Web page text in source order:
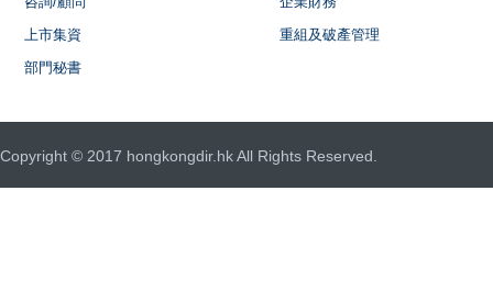
上市集資
重組及破產管理
部門秘書
Copyright © 2017 hongkongdir.hk All Rights Reserved.